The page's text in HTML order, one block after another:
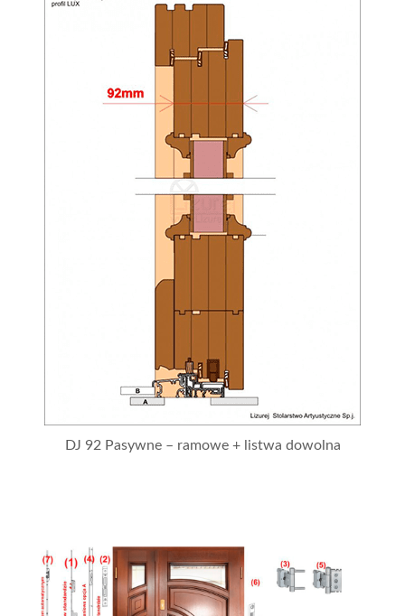
DJ 92 Pasywne – ramowe + listwa dowolna